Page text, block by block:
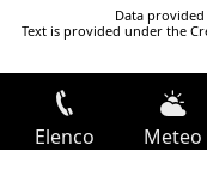
Data
Text is provided under the
Elenco Meteo